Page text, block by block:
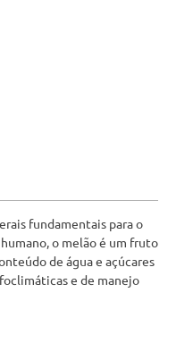
fundamentais para o
o melão é um fruto
de água e açúcares
e de manejo